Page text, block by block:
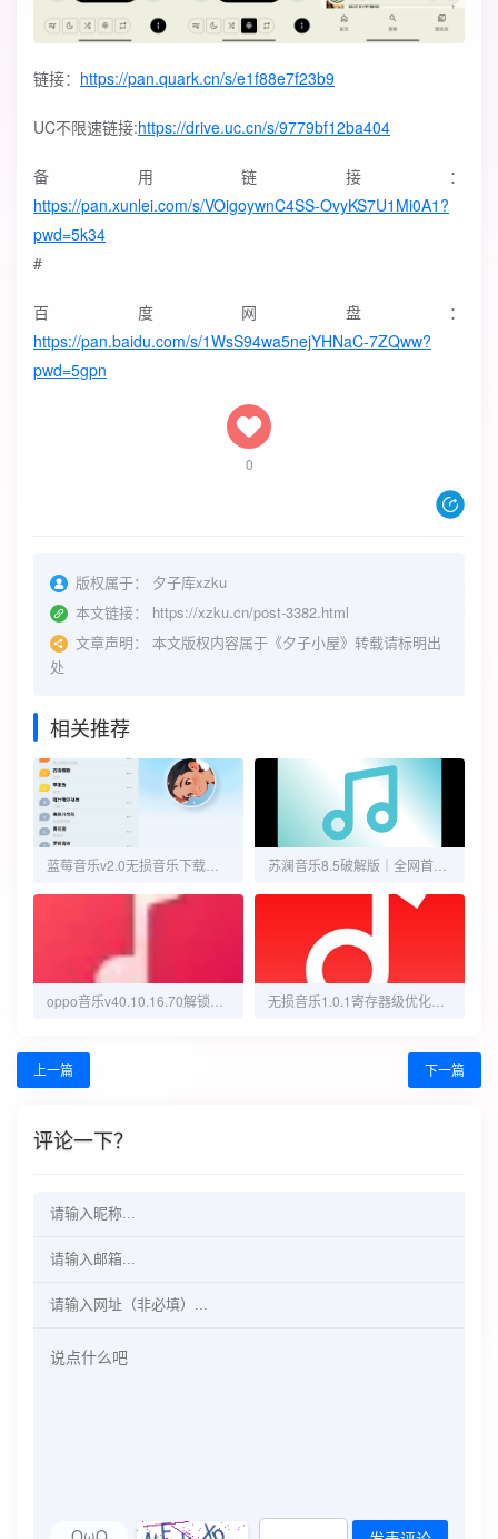
链接： https://pan.quark.cn/s/e1f88e7f23b9
UC不限速链接:https://drive.uc.cn/s/9779bf12ba404
备用链接：
https://pan.xunlei.com/s/VOigoywnC4SS-OvyKS7U1Mi0A1?
pwd=5k34
#
百度网盘：
https://pan.baidu.com/s/1WsS94wa5nejYHNaC-7ZQww?
pwd=5gpn
0
版权属于：
夕子库xzku
本文链接：
https://xzku.cn/post-3382.html
文章声明：
本文版权内容属于《夕子小屋》转载请标明出
处
相关推荐
上一篇 下一篇
评论一下？